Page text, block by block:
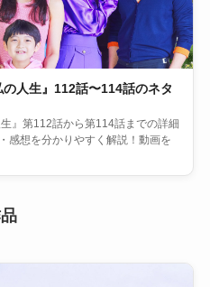
人生』112話〜114話のネタ
』第112話から第114話までの詳細
感想を分かりやすく解説！動画を